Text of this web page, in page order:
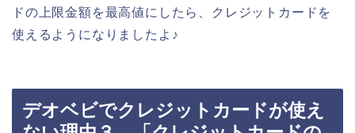
ドの上限金額を最高値にしたら、クレジットカードを
使えるようになりましたよ♪
デオベビでクレジットカードが使え